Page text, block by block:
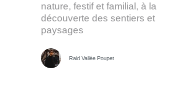
nature, festif et familial, à la
découverte des sentiers et
paysages
Raid Vallée Poupet